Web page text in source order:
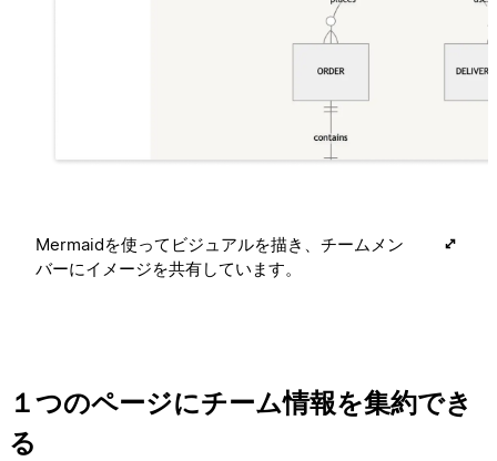
Mermaidを使ってビジュアルを描き、チームメン
バーにイメージを共有しています。
１つのページにチーム情報を集約でき
る